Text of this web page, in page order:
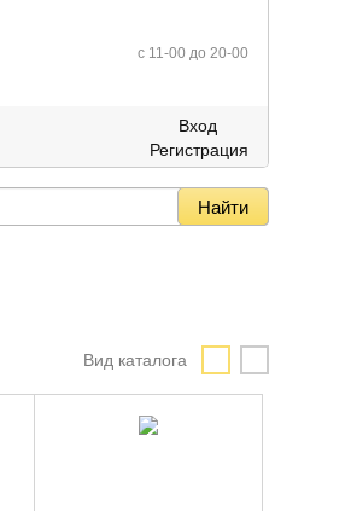
c 11-00 до 20-00
Вход
Регистрация
Вид каталога